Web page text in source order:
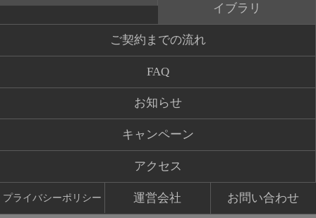
イブラリ
ご契約までの流れ
FAQ
お知らせ
キャンペーン
アクセス
プライバシーポリシー 運営会社 お問い合わせ